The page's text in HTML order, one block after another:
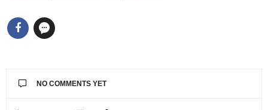
NO COMMENTS YET